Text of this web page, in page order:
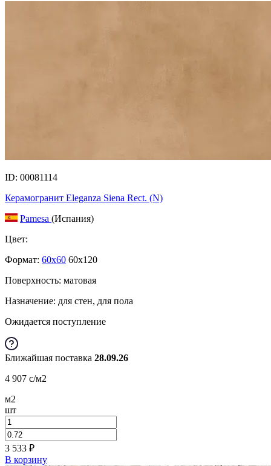
ID: 00081114
Керамогранит Eleganza Siena Rect. (N)
Pamesa (Испания)
Цвет:
Формат: 60x60 60x120
Поверхность: матовая
Назначение: для стен, для пола
Ожидается поступление
Ближайшая поставка 28.09.26
4 907 c/м2
м2
шт
3 533 ₽
В корзину